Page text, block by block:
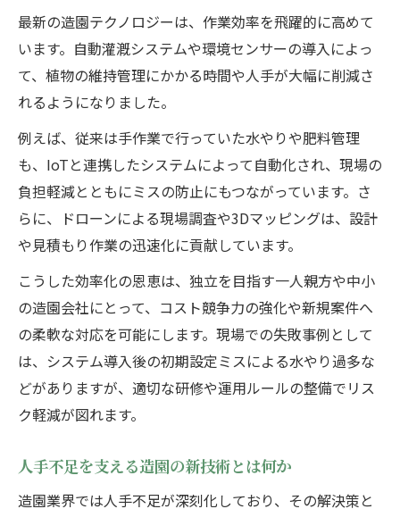
響
造園の収益力向上を支える効率化技術とは
最新の造園テクノロジーは、作業効率を飛躍的に高めて
います。自動灌漑システムや環境センサーの導入によっ
て、植物の維持管理にかかる時間や人手が大幅に削減さ
れるようになりました。
例えば、従来は手作業で行っていた水やりや肥料管理
も、IoTと連携したシステムによって自動化され、現場の
負担軽減とともにミスの防止にもつながっています。さ
らに、ドローンによる現場調査や3Dマッピングは、設計
や見積もり作業の迅速化に貢献しています。
こうした効率化の恩恵は、独立を目指す一人親方や中小
の造園会社にとって、コスト競争力の強化や新規案件へ
の柔軟な対応を可能にします。現場での失敗事例として
は、システム導入後の初期設定ミスによる水やり過多な
どがありますが、適切な研修や運用ルールの整備でリス
ク軽減が図れます。
人手不足を支える造園の新技術とは何か
造園業界では人手不足が深刻化しており、その解決策と